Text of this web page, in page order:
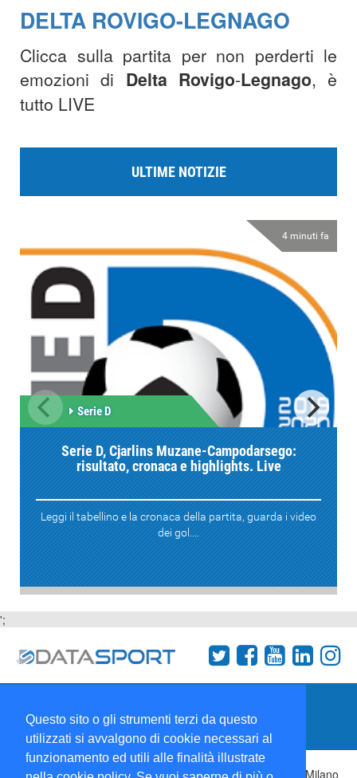
Questo sito o gli strumenti terzi da questo
utilizzati si avvalgono di cookie necessari al
funzionamento ed utili alle finalità illustrate
DELTA ROVIGO-LEGNAGO
Clicca sulla partita per non perderti le
emozioni di Delta Rovigo-Legnago, è
tutto LIVE
ULTIME NOTIZIE
4 minuti fa
Serie D
Serie D, Cjarlins Muzane-Campodarsego:
risultato, cronaca e highlights. Live
Leggi il tabellino e la cronaca della partita, guarda i video
dei gol....
';
Collabora con noi
Copyright 1995-2026 © Wise Srl Via Palmanova 8 20132 Milano